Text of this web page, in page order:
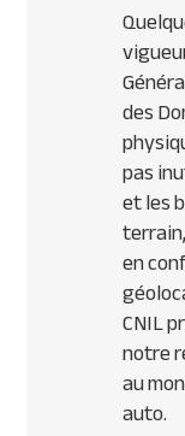
des
pas
et les
en
CNIL
notre
au
auto.